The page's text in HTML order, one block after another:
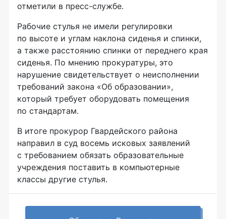
отметили в пресс-службе.
Рабочие стулья не имели регулировки
по высоте и углам наклона сиденья и спинки,
а также расстоянию спинки от переднего края
сиденья. По мнению прокуратуры, это
нарушение свидетельствует о неисполнении
требований закона «Об образовании»,
который требует оборудовать помещения
по стандартам.
В итоге прокурор Гвардейского района
направил в суд восемь исковых заявлений
с требованием обязать образовательные
учреждения поставить в компьютерные
классы другие стулья.